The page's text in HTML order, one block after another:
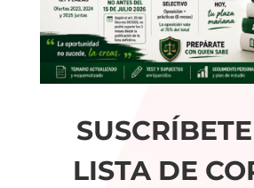
LISTA DE